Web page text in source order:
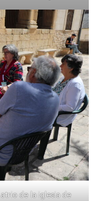
de la iglesia de